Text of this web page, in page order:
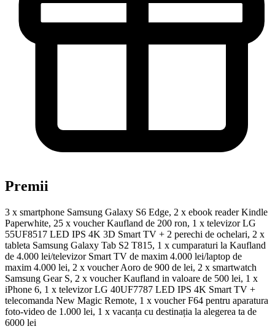
Premii
3 x smartphone Samsung Galaxy S6 Edge, 2 x ebook reader Kindle
Paperwhite, 25 x voucher Kaufland de 200 ron, 1 x televizor LG
55UF8517 LED IPS 4K 3D Smart TV + 2 perechi de ochelari, 2 x
tableta Samsung Galaxy Tab S2 T815, 1 x cumparaturi la Kaufland
de 4.000 lei/televizor Smart TV de maxim 4.000 lei/laptop de
maxim 4.000 lei, 2 x voucher Aoro de 900 de lei, 2 x smartwatch
Samsung Gear S, 2 x voucher Kaufland in valoare de 500 lei, 1 x
iPhone 6, 1 x televizor LG 40UF7787 LED IPS 4K Smart TV +
telecomanda New Magic Remote, 1 x voucher F64 pentru aparatura
foto-video de 1.000 lei, 1 x vacanța cu destinația la alegerea ta de
6000 lei